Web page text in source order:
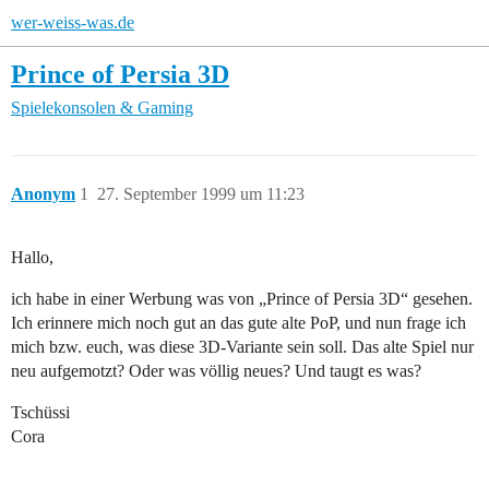
wer-weiss-was.de
Prince of Persia 3D
Spielekonsolen & Gaming
Anonym 27. September 1999 um 11:23
1
Hallo,
ich habe in einer Werbung was von „Prince of Persia 3D“ gesehen.
Ich erinnere mich noch gut an das gute alte PoP, und nun frage ich
mich bzw. euch, was diese 3D-Variante sein soll. Das alte Spiel nur
neu aufgemotzt? Oder was völlig neues? Und taugt es was?
Tschüssi
Cora